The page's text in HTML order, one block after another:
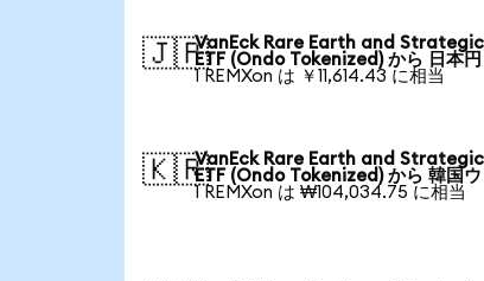
🇯🇵VanEck Rare Earth and
ETF (Ondo Tokenized) から 日本円
1 REMXon は ￥11,614.43 に相当
🇰🇷VanEck Rare Earth and
ETF (Ondo Tokenized) から 韓国
1 REMXon は ₩104,034.75 に相当